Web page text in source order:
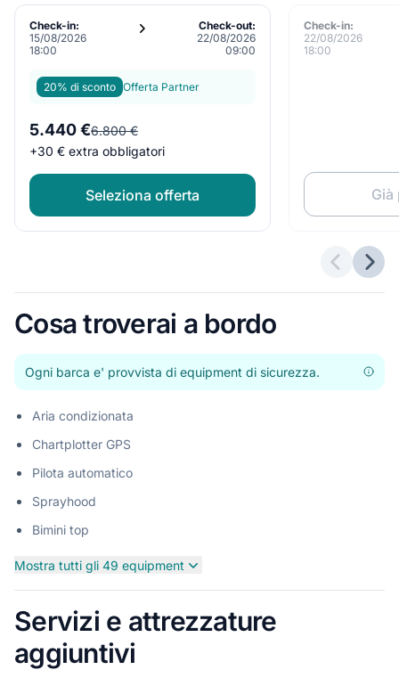
Check-in:
15/08/2026
18:00
Check-out:
22/08/2026
09:00
20% di sconto Offerta Partner
5.440 €6.800 €
+30 € extra obbligatori
Seleziona offerta
Check-in:
22/08/2026
18:00
Già
Cosa troverai a bordo
Ogni barca e' provvista di equipment di sicurezza.
Aria condizionata
Chartplotter GPS
Pilota automatico
Sprayhood
Bimini top
Mostra tutti gli 49 equipment
Servizi e attrezzature
aggiuntivi